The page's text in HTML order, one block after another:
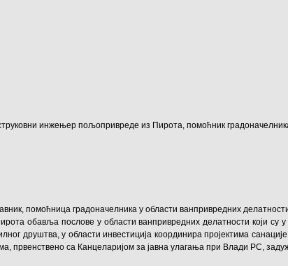
инжењер пољопривреде из Пирота, помоћник градоначелника
помоћница градоначелника у области ванпривредних
обавља послове у области ванпривредних делатности који
друштва, у области инвестиција координира пројектима
првенствено са Канцеларијом за јавна улагања при Влади РС,